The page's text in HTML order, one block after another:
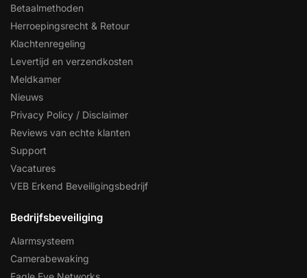
Betaalmethoden
Herroepingsrecht & Retour
Klachtenregeling
Levertijd en verzendkosten
Meldkamer
Nieuws
Privacy Policy / Disclaimer
Reviews van echte klanten
Support
Vacatures
VEB Erkend Beveiligingsbedrijf
Bedrijfsbeveiliging
Alarmsysteem
Camerabewaking